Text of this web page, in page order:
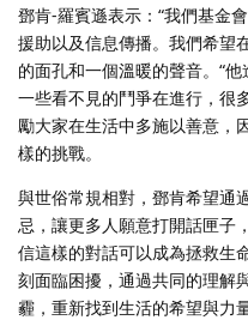
鄧肯-羅賓遜表示：“我們基金
援助以及信息傳播。我們希望
的面孔和一個溫暖的聲音。“
一些看不見的鬥爭在進行，很
勵大家在生活中多施以善意，
樣的挑戰。
與世俗常規相對，鄧肯希望通
忌，讓更多人願意打開話匣子
信這樣的對話可以成為拯救生
刻面臨困擾，通過共同的理解
霾，重新找到生活的希望與力量